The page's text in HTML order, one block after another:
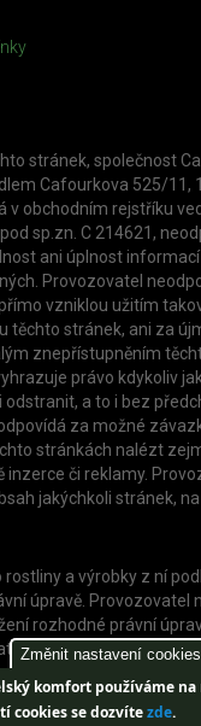
Změnit nastavení cookies
komfort používáme na
cookies se dozvítezde.
stránek, společnost
Cafourkova 525/11,
v obchodním rejstříku
sp.zn. C 214621,
ani úplnost
Provozovatel
vzniklou užitím
těchto stránek, ani za
znepřístupněním
právo kdykoliv
a to i bez
za možné
stránkách nalézt
inzerce či reklamy.
jakýchkoli stránek,
rostliny a výrobky z ní
úpravě. Provozovatel
rozhodné právní
těchto stránek, nebo